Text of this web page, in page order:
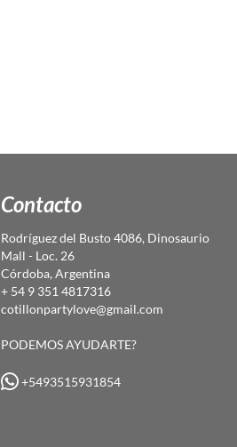
Contacto
Rodríguez del Busto 4086, Dinosaurio
Mall - Loc. 26
Córdoba, Argentina
+ 54 9 351 4817316
cotillonpartylove@gmail.com
PODEMOS AYUDARTE?
+5493515931854